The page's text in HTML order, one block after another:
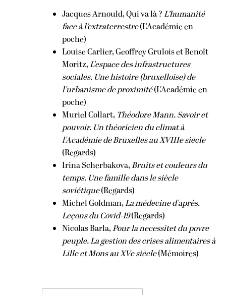
Jacques Arnould, Qui va là ?L’humanité
face à l’extraterrestre(L'Académie en
poche)
Louise Carlier, Geoffrey Grulois et Benoît
Moritz,L'espace des infrastructures
sociales. Une histoire (bruxelloise) de
l'urbanisme de proximité(L'Académie en
poche)
Muriel Collart, Théodore Mann. Savoir et
pouvoir. Un théoricien du climat à
l'Académie de Bruxelles au XVIIIe siècle
(Regards)
Irina Scherbakova,Bruits et couleurs du
temps. Une famille dans le siècle
soviétique(Regards)
Michel Goldman,La médecine d'après.
Leçons du Covid-19(Regards)
Nicolas Barla,Pour la necessitet du povre
peuple. La gestion des crises alimentaires à
Lille et Mons au XVe siècle(Mémoires)